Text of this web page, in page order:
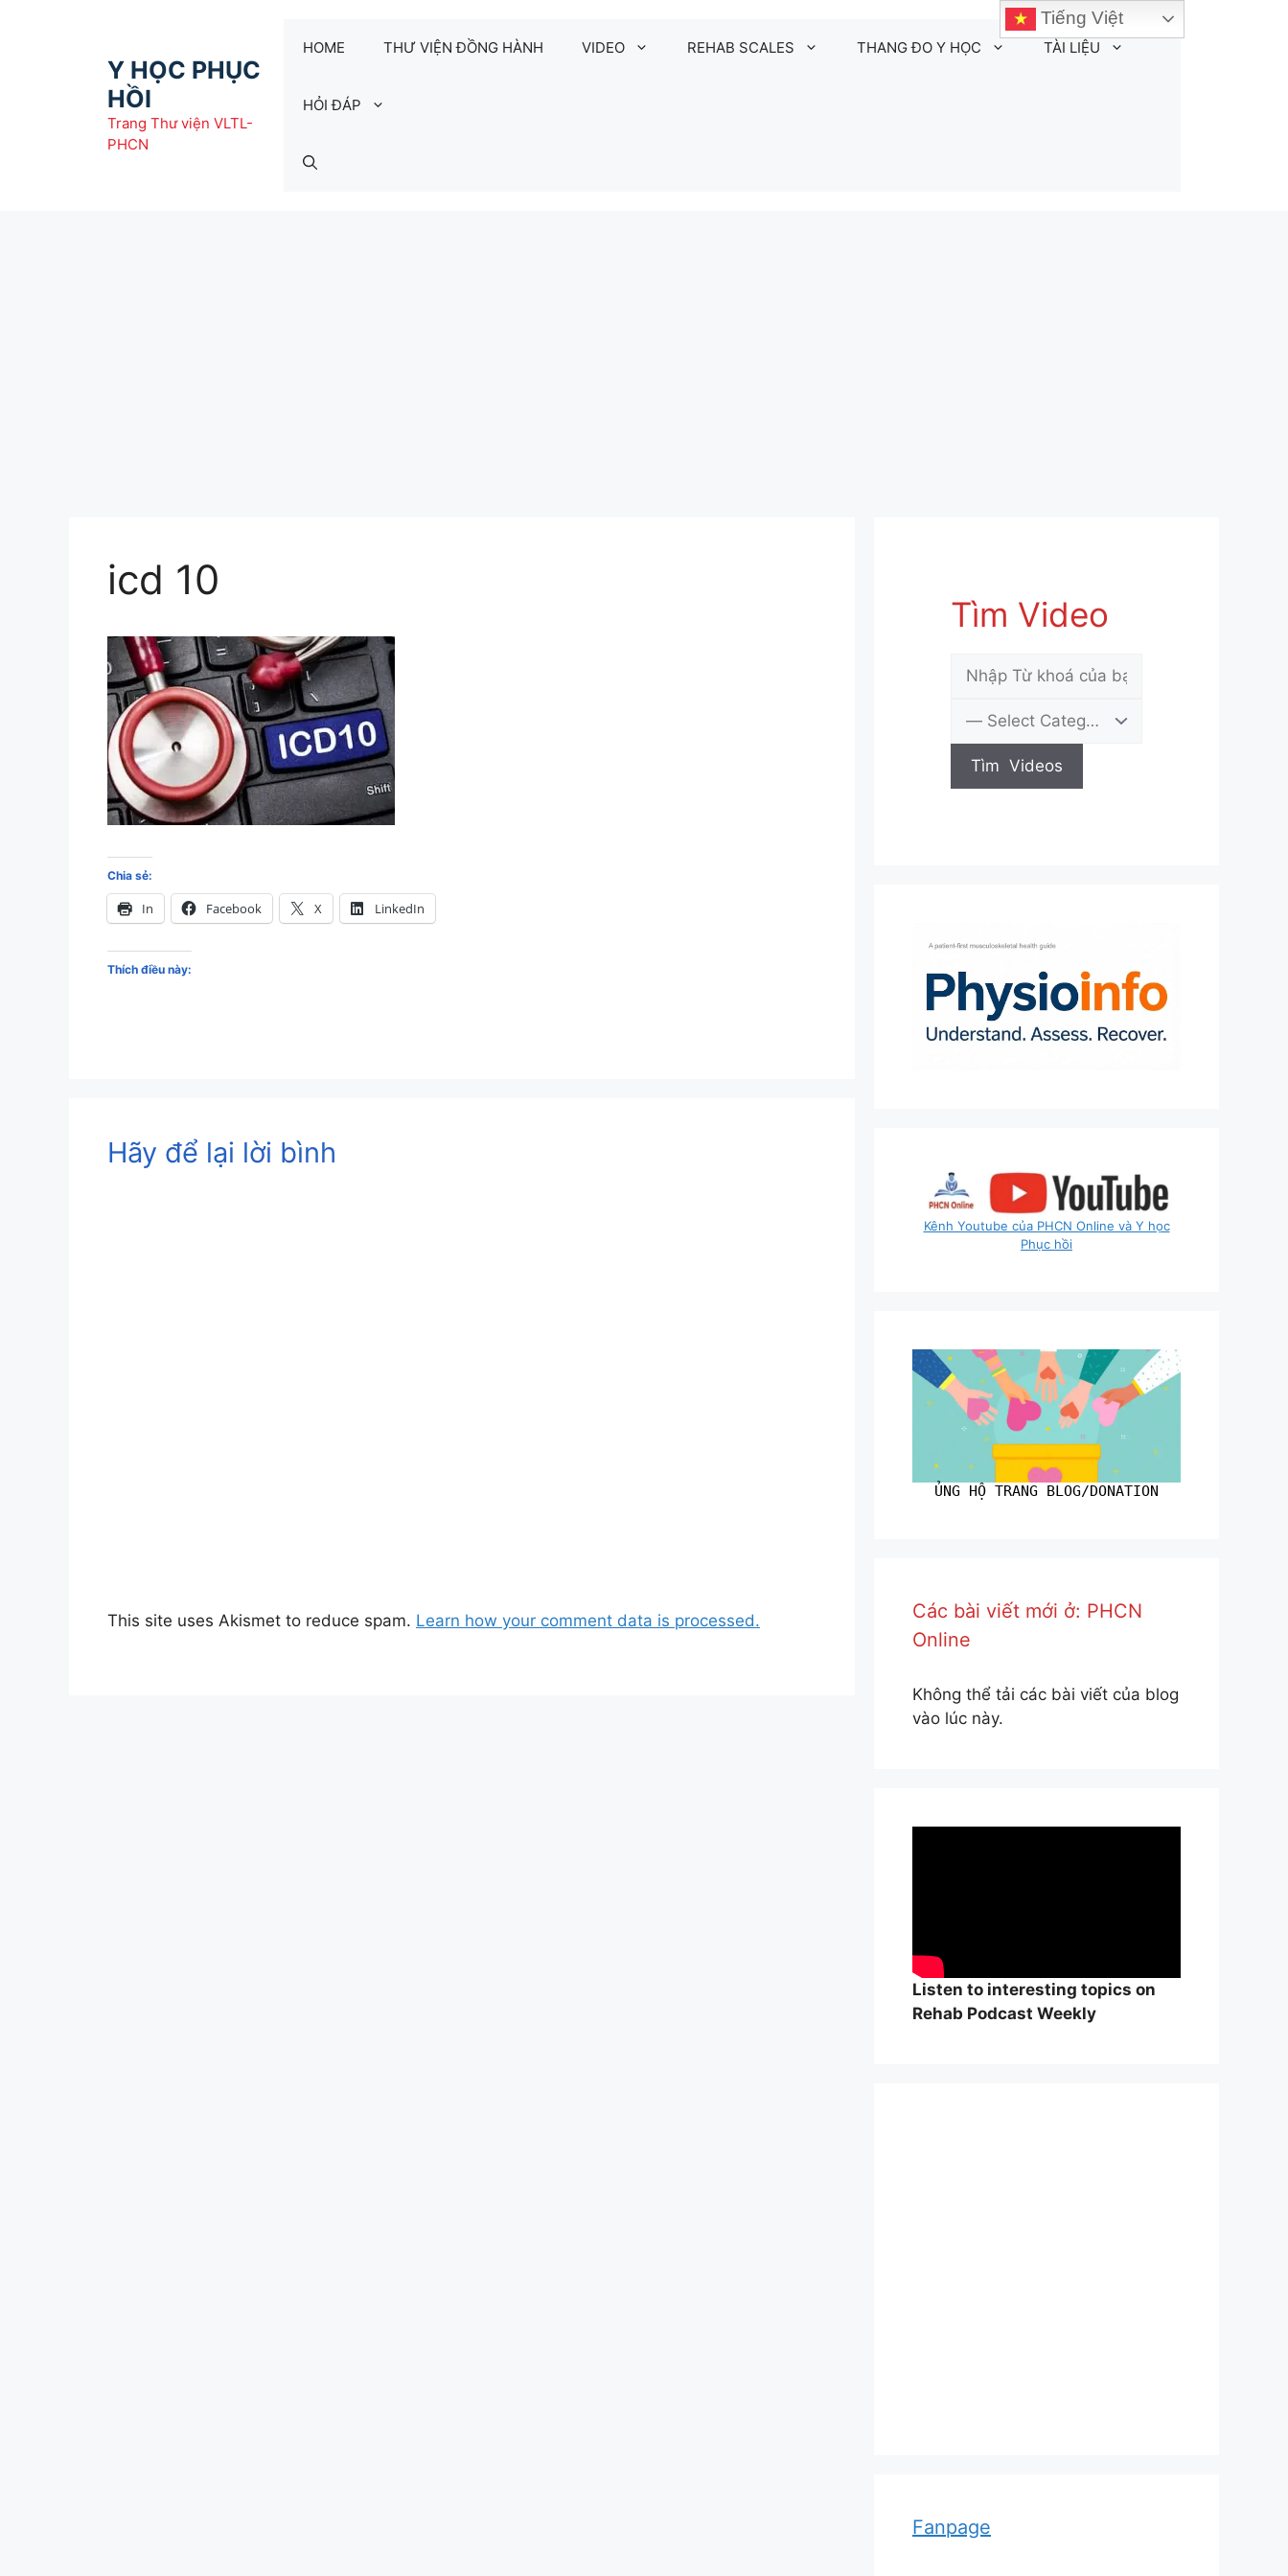
Y HỌC PHỤC
HỒI
Trang Thư viện VLTL-
PHCN
HOME THƯ VIỆN ĐỒNG HÀNH VIDEO REHAB SCALES THANG ĐO Y HỌC TÀI LIỆU
HỎI ĐÁP
icd 10
Chia sẻ:
In Facebook X LinkedIn
Thích điều này:
Hãy để lại lời bình
This site uses Akismet to reduce spam. Learn how your comment data is processed.
Tìm Video
Kênh Youtube của PHCN Online và Y học
Phục hồi
ỦNG HỘ TRANG BLOG/DONATION
Các bài viết mới ở: PHCN
Online
Không thể tải các bài viết của blog
vào lúc này.
Listen to interesting topics on
Rehab Podcast Weekly
Fanpage
Tiếng Việt